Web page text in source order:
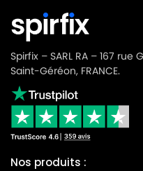
Spirfix – SARL RA – 167
Saint-Géréon, FRANCE.
Nos produits :